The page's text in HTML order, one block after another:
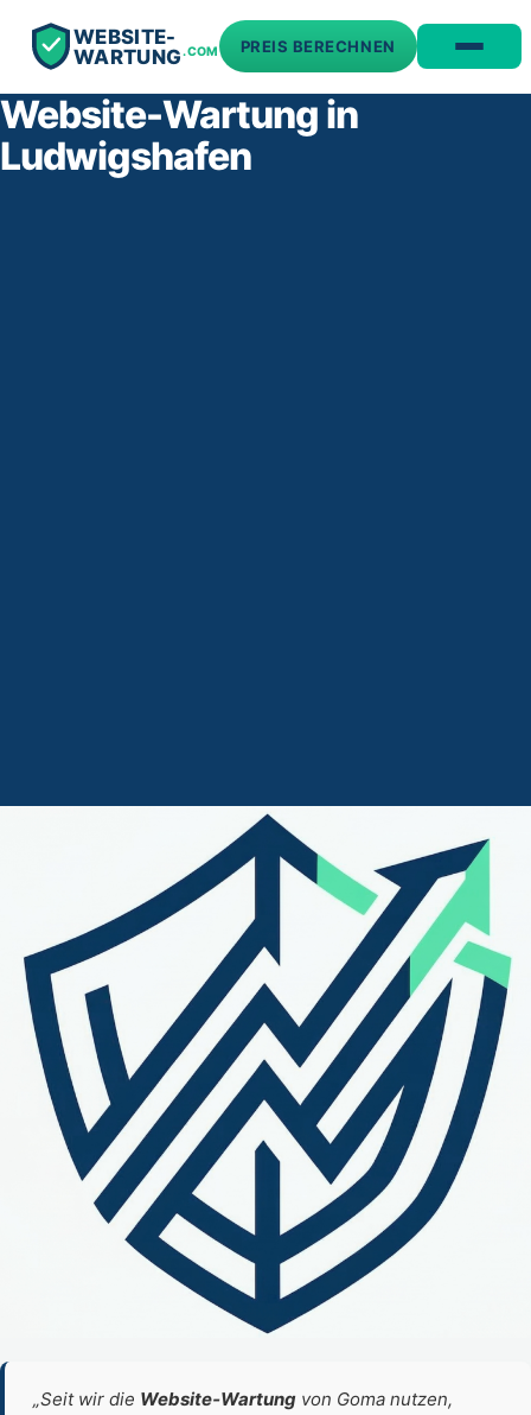
WEBSITE-
WARTUNG.COM PREIS BERECHNEN
Website-Wartung in
Ludwigshafen
„Seit wir die Website‑Wartung von Goma nutzen,